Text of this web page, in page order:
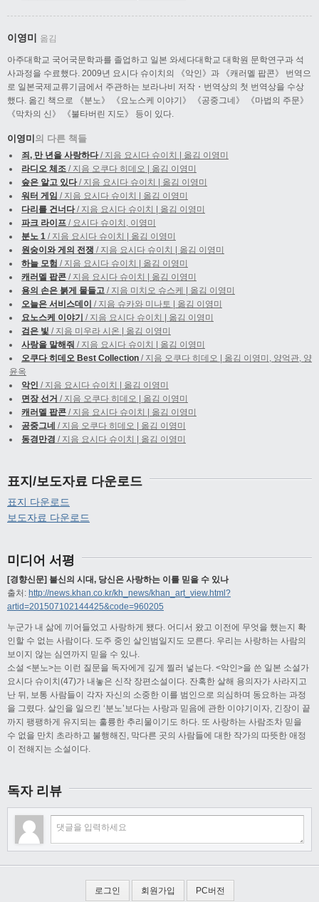
이영미 옮김
아주대학교 국어국문학과를 졸업하고 일본 와세다대학교 대학원 문학연구과 석
사과정을 수료했다. 2009년 요시다 슈이치의 《악인》과 《캐러멜 팝콘》 번역으
로 일본국제교류기금에서 주관하는 보라나비 저작・번역상의 첫 번역상을 수상
했다. 옮긴 책으로 《분노》 《요노스케 이야기》 《공중그네》 《마법의 주문》
《막차의 신》 《불타버린 지도》 등이 있다.
이영미 의 다른 책들
죄, 만 년을 사랑하다/ 지음 요시다 슈이치 | 옮김 이영미
라디오 체조 / 지음 오쿠다 히데오 | 옮김 이영미
숲은 알고 있다/ 지음 요시다 슈이치 | 옮김 이영미
워터 게임 / 지음 요시다 슈이치 | 옮김 이영미
다리를 건너다/ 지음 요시다 슈이치 | 옮김 이영미
파크 라이프 / 요시다 슈이치, 이영미
분노 1 / 지음 요시다 슈이치 | 옮김 이영미
원숭이와 게의 전쟁 / 지음 요시다 슈이치 | 옮김 이영미
하늘 모험 / 지음 요시다 슈이치 | 옮김 이영미
캐러멜 팝콘 / 지음 요시다 슈이치 | 옮김 이영미
용의 손은 붉게 물들고 / 지음 미치오 슈스케 | 옮김 이영미
오늘은 서비스데이 / 지음 슈카와 미나토 | 옮김 이영미
요노스케 이야기 / 지음 요시다 슈이치 | 옮김 이영미
검은 빛 / 지음 미우라 시온 | 옮김 이영미
사랑을 말해줘 / 지음 요시다 슈이치 | 옮김 이영미
오쿠다 히데오 Best Collection / 지음 오쿠다 히데오 | 옮김 이영미, 양억관, 양
윤옥
악인 / 지음 요시다 슈이치 | 옮김 이영미
면장 선거 / 지음 오쿠다 히데오 | 옮김 이영미
캐러멜 팝콘 / 지음 요시다 슈이치 | 옮김 이영미
공중그네 / 지음 오쿠다 히데오 | 옮김 이영미
동경만경 / 지음 요시다 슈이치 | 옮김 이영미
표지/보도자료 다운로드
표지 다운로드
보도자료 다운로드
미디어 서평
[경향신문] 불신의 시대, 당신은 사랑하는 이를 믿을 수 있나
출처: http://news.khan.co.kr/kh_news/khan_art_view.html?
artid=201507102144425&code=960205
누군가 내 삶에 끼어들었고 사랑하게 됐다. 어디서 왔고 이전에 무엇을 했는지 확
인할 수 없는 사람이다. 도주 중인 살인범일지도 모른다. 우리는 사랑하는 사람의
보이지 않는 심연까지 믿을 수 있나.
소설 <분노>는 이런 질문을 독자에게 깊게 찔러 넣는다. <악인>을 쓴 일본 소설가
요시다 슈이치(47)가 내놓은 신작 장편소설이다. 잔혹한 살해 용의자가 사라지고
난 뒤, 보통 사람들이 각자 자신의 소중한 이를 범인으로 의심하며 동요하는 과정
을 그렸다. 살인을 일으킨 ‘분노’보다는 사랑과 믿음에 관한 이야기이자, 긴장이 끝
까지 팽팽하게 유지되는 훌륭한 추리물이기도 하다. 또 사랑하는 사람조차 믿을
수 없을 만치 초라하고 불행해진, 막다른 곳의 사람들에 대한 작가의 따뜻한 애정
이 전해지는 소설이다.
독자 리뷰
로그인 회원가입 PC버전